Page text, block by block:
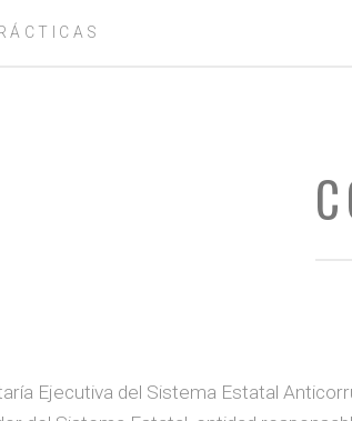
Ejecutiva del Sistema Estatal